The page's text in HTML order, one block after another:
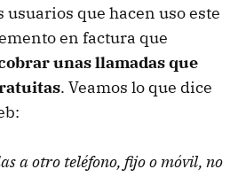
usuarios que hacen uso este
en factura que
unas llamadas que
. Veamos lo que dice
a otro teléfono, fijo o móvil, no